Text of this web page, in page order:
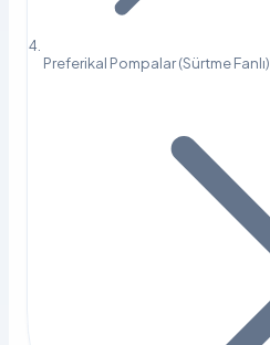
Preferikal Pompalar (Sürtme Fanlı)